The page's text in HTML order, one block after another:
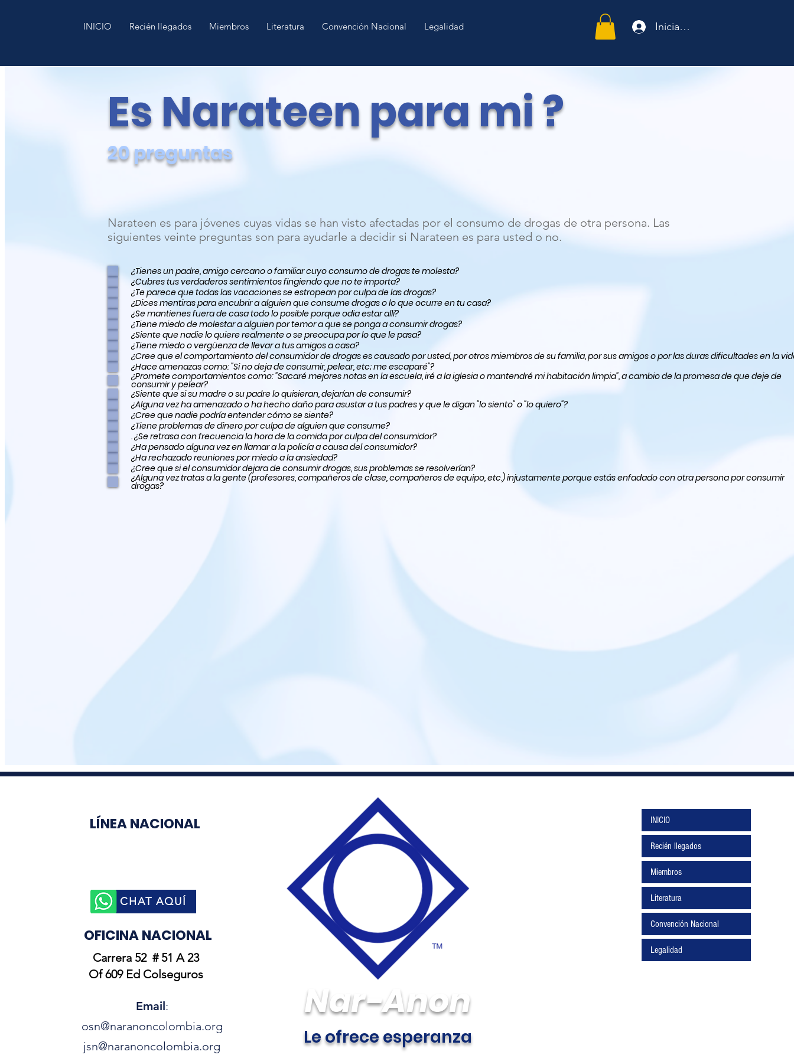
INICIO Recién llegados Miembros Literatura Convención Nacional Legalidad Iniciar sesión
Es Narateen para mi ?
20 preguntas
Narateen es para jóvenes cuyas vidas se han visto afectadas por el consumo de drogas de otra persona. Las
siguientes veinte preguntas son para ayudarle a decidir si Narateen es para usted o no.
¿Tienes un padre, amigo cercano o familiar cuyo consumo de drogas te molesta?
¿Cubres tus verdaderos sentimientos fingiendo que no te importa?
¿Te parece que todas las vacaciones se estropean por culpa de las drogas?
¿Dices mentiras para encubrir a alguien que consume drogas o lo que ocurre en tu casa?
¿Se mantienes fuera de casa todo lo posible porque odia estar allí?
¿Tiene miedo de molestar a alguien por temor a que se ponga a consumir drogas?
¿Siente que nadie lo quiere realmente o se preocupa por lo que le pasa?
¿Tiene miedo o vergüenza de llevar a tus amigos a casa?
¿Cree que el comportamiento del consumidor de drogas es causado por usted, por otros miembros de su familia, por sus amigos o por las duras dificultades en la
¿Hace amenazas como: "Si no deja de consumir, pelear, etc; me escaparé"?
¿Promete comportamientos como: "Sacaré mejores notas en la escuela, iré a la iglesia o mantendré mi habitación limpia", a cambio de la promesa de que deje de
consumir y pelear?
¿Siente que si su madre o su padre lo quisieran, dejarían de consumir?
¿Alguna vez ha amenazado o ha hecho daño para asustar a tus padres y que le digan "lo siento" o "lo quiero"?
¿Cree que nadie podría entender cómo se siente?
¿Tiene problemas de dinero por culpa de alguien que consume?
. ¿Se retrasa con frecuencia la hora de la comida por culpa del consumidor?
¿Ha pensado alguna vez en llamar a la policía a causa del consumidor?
¿Ha rechazado reuniones por miedo a la ansiedad?
¿Cree que si el consumidor dejara de consumir drogas, sus problemas se resolverían?
¿Alguna vez tratas a la gente (profesores, compañeros de clase, compañeros de equipo, etc.) injustamente porque estás enfadado con otra persona por consumir
drogas?
LÍNEA NACIONAL
CHAT AQUÍ
OFICINA NACIONAL
Carrera 52 # 51 A 23
Of 609 Ed Colseguros
Email:
osn@naranoncolombia.org
jsn@naranoncolombia.org
Nar-Anon
Le ofrece esperanza
INICIO
Recién llegados
Miembros
Literatura
Convención Nacional
Legalidad